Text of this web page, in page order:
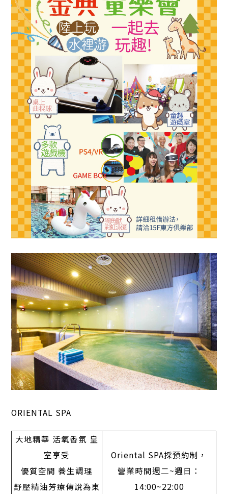
ORIENTAL SPA
大地精華 活氧香氛 皇
室享受
優質空間 養生調理
舒壓精油芳療傳說為東
Oriental SPA採預約制，
營業時間週二~週日：
14:00~22:00